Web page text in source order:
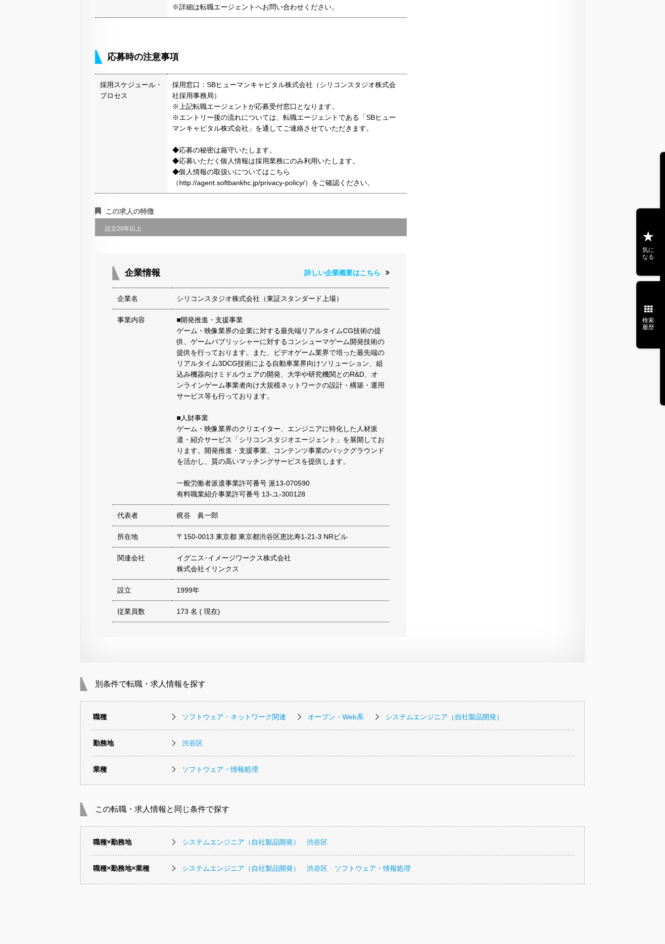
※詳細は転職エージェントへお問い合わせください。
応募時の注意事項
採用スケジュール・
プロセス
採用窓口：SBヒューマンキャピタル株式会社（シリコンスタジオ株式会
社採用事務局）
※上記転職エージェントが応募受付窓口となります。
※エントリー後の流れについては、転職エージェントである「SBヒュー
マンキャピタル株式会社」を通してご連絡させていただきます。
◆応募の秘密は厳守いたします。
◆応募いただく個人情報は採用業務にのみ利用いたします。
◆個人情報の取扱いについてはこちら
（http://agent.softbankhc.jp/privacy-policy/）をご確認ください。
この求人の特徴
設立20年以上
企業情報 詳しい企業概要はこちら
企業名 シリコンスタジオ株式会社（東証スタンダード上場）
事業内容
■開発推進・支援事業
ゲーム・映像業界の企業に対する最先端リアルタイムCG技術の提
供、ゲームパブリッシャーに対するコンシューマゲーム開発技術の
提供を行っております。また、ビデオゲーム業界で培った最先端の
リアルタイム3DCG技術による自動車業界向けソリューション、組
込み機器向けミドルウェアの開発、大学や研究機関とのR&D、オ
ンラインゲーム事業者向け大規模ネットワークの設計・構築・運用
サービス等も行っております。
■人財事業
ゲーム・映像業界のクリエイター、エンジニアに特化した人材派
遣・紹介サービス「シリコンスタジオエージェント」を展開してお
ります。開発推進・支援事業、コンテンツ事業のバックグラウンド
を活かし、質の高いマッチングサービスを提供します。
一般労働者派遣事業許可番号 派13-070590
有料職業紹介事業許可番号 13-ユ-300128
代表者 梶谷 眞一郎
所在地 〒150-0013 東京都 東京都渋谷区恵比寿1-21-3 NRビル
関連会社
イグニス･イメージワークス株式会社
株式会社イリンクス
設立 1999年
従業員数 173 名 ( 現在)
別条件で転職・求人情報を探す
職種 ソフトウェア・ネットワーク関連 オープン・Web系 システムエンジニア（自社製品開発）
勤務地 渋谷区
業種 ソフトウェア・情報処理
この転職・求人情報と同じ条件で探す
職種×勤務地 システムエンジニア（自社製品開発） 渋谷区
職種×勤務地×業種 システムエンジニア（自社製品開発） 渋谷区 ソフトウェア・情報処理
気に
なる
検索
履歴